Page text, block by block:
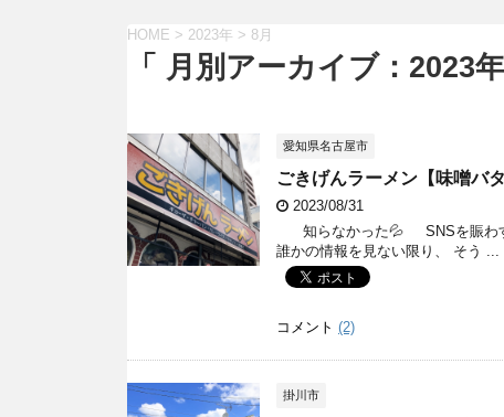
HOME > 2023年 > 8月
「 月別アーカイブ：2023
愛知県名古屋市
ごきげんラーメン【味噌バ
2023/08/31
知らなかった💦 SNSを賑わす
誰かの情報を見ない限り、 そう ...
コメント (2)
掛川市